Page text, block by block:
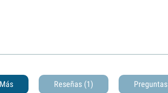
Más Reseñas (1) Preguntas